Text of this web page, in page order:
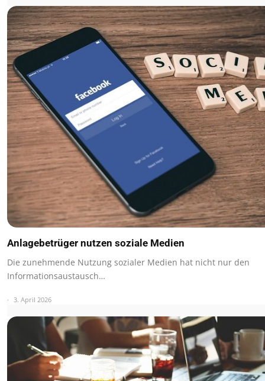
Anlagebetrüger nutzen soziale Medien
Die zunehmende Nutzung sozialer Medien hat nicht nur den
Informationsaustausch…
3. April 2026